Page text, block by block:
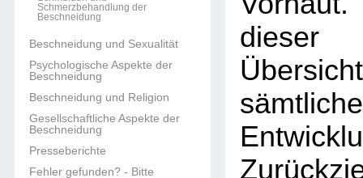
Schmerzbehandlung der
Beschneidung
Beschneidung und Sexualität
Psychologische Aspekte der
Beschneidung
Beschneidung und Religion
Gesellschaftliche Aspekte der
Beschneidung
Presseberichte
Fehler gefunden? - Bitte
dieser